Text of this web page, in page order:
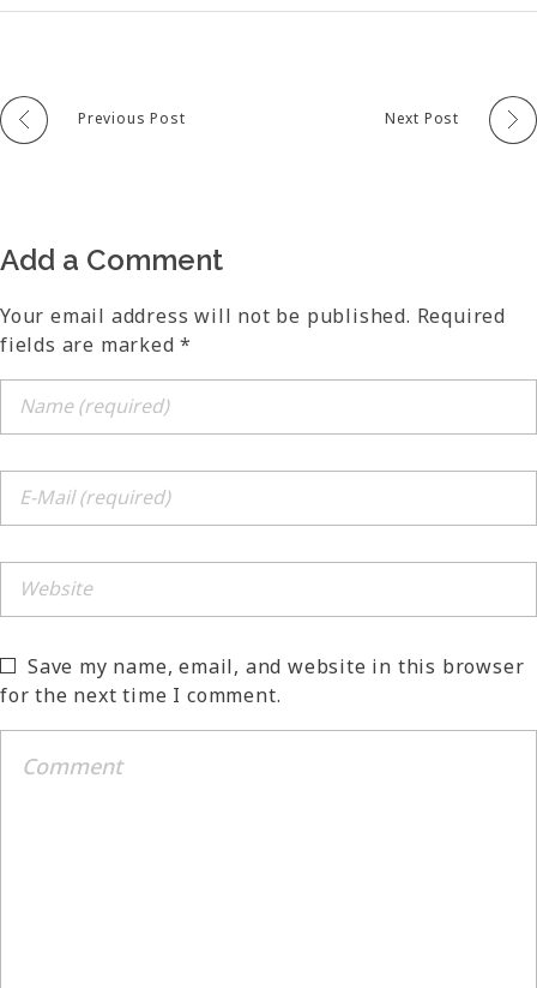
Previous Post Next Post
Add a Comment
Your email address will not be published. Required
fields are marked *
Save my name, email, and website in this browser
for the next time I comment.